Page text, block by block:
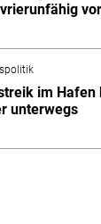
im
unterwegs